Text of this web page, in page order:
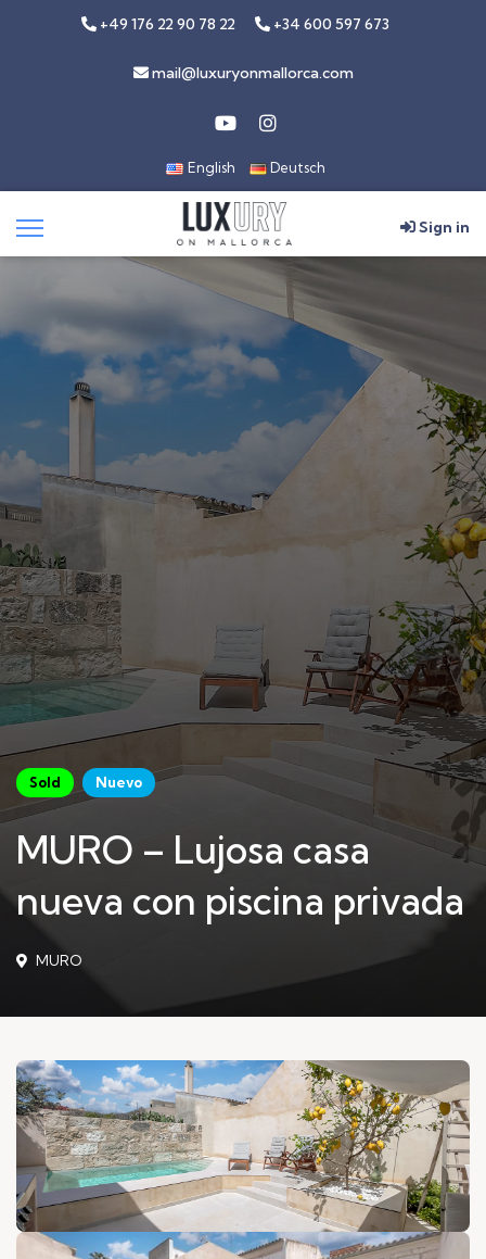
+49 176 22 90 78 22 +34 600 597 673
mail@luxuryonmallorca.com
English Deutsch
Sign in
Sold Nuevo
MURO – Lujosa casa
nueva con piscina privada
MURO